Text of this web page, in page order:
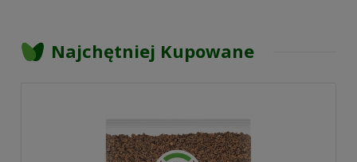
Najchętniej Kupowane